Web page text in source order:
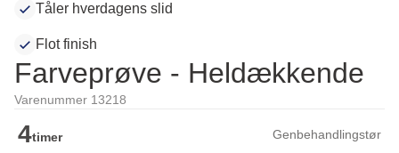
Tåler hverdagens slid
Flot finish
Farveprøve - Heldækkende
Varenummer 13218
4timer Genbehandlingstør